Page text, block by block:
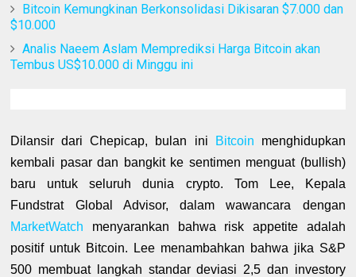
Bitcoin Kemungkinan Berkonsolidasi Dikisaran $7.000 dan
$10.000
Analis Naeem Aslam Memprediksi Harga Bitcoin akan
Tembus US$10.000 di Minggu ini
Dilansir dari Chepicap, bulan ini Bitcoin menghidupkan
kembali pasar dan bangkit ke sentimen menguat (bullish)
baru untuk seluruh dunia crypto. Tom Lee, Kepala
Fundstrat Global Advisor, dalam wawancara dengan
MarketWatch menyarankan bahwa risk appetite adalah
positif untuk Bitcoin. Lee menambahkan bahwa jika S&P
500 membuat langkah standar deviasi 2,5 dan investory